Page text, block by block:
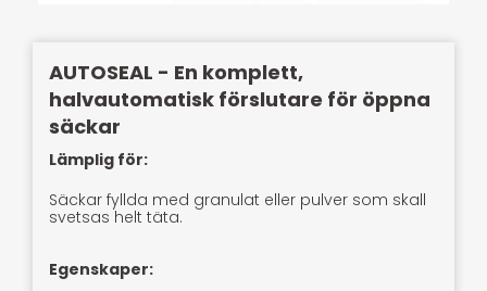
AUTOSEAL - En komplett,
halvautomatisk förslutare för öppna
säckar
Lämplig för:
Säckar fyllda med granulat eller pulver som skall
svetsas helt täta.
Egenskaper: